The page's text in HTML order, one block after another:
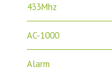
433Mhz
AC-1000
Alarm